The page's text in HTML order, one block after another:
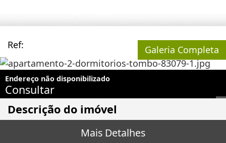
Ref: Galeria Completa
Endereço não disponibilizado
Consultar
Descrição do imóvel
Mais Detalhes